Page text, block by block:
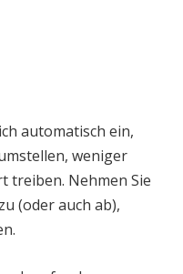
automatisch ein,
weniger
treiben. Nehmen Sie
(oder auch ab),